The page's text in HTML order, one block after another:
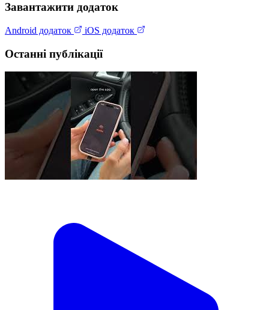
Завантажити додаток
Android додаток iOS додаток
Останні публікації